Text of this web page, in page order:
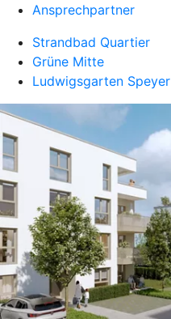
Ansprechpartner
Strandbad Quartier
Grüne Mitte
Ludwigsgarten Speyer